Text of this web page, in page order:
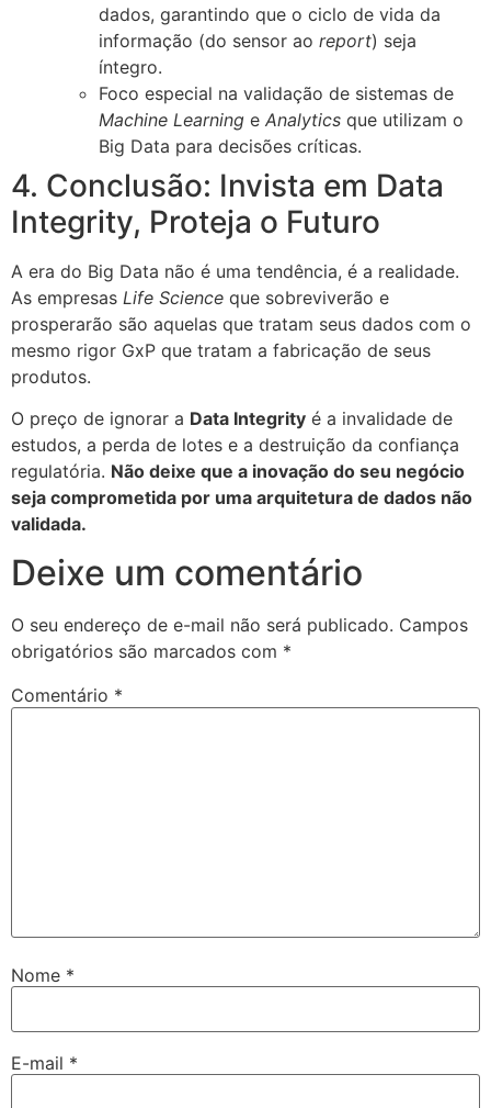
dados, garantindo que o ciclo de vida da
informação (do sensor ao report) seja
íntegro.
Foco especial na validação de sistemas de
Machine Learning e Analytics que utilizam o
Big Data para decisões críticas.
4. Conclusão: Invista em Data
Integrity, Proteja o Futuro
A era do Big Data não é uma tendência, é a realidade.
As empresas Life Science que sobreviverão e
prosperarão são aquelas que tratam seus dados com o
mesmo rigor GxP que tratam a fabricação de seus
produtos.
O preço de ignorar a Data Integrity é a invalidade de
estudos, a perda de lotes e a destruição da confiança
regulatória. Não deixe que a inovação do seu negócio
seja comprometida por uma arquitetura de dados não
validada.
Deixe um comentário
O seu endereço de e-mail não será publicado. Campos
obrigatórios são marcados com *
Comentário *
Nome *
E-mail *